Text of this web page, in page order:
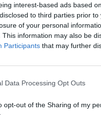
interest-based ads based
to third parties prior
of your personal
This information may also be
Participants that may further
Data Processing Opt Outs
opt-out of the Sharing of my
uno studio
inizieranno
coinvolgendo un
curerà letture e
si occuperà del
la giornata
e verranno
presenza degli